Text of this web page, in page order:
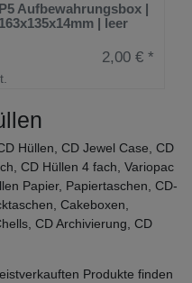
Aufbewahrungsbox |
| leer
2,00 € *
Hüllen, CD Jewel Case, CD
CD Hüllen 4 fach, Variopac
Papier, Papiertaschen, CD-
Cakeboxen,
CD Archivierung, CD
Produkte finden